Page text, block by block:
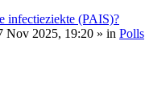
infectieziekte (PAIS)?
Nov 2025, 19:20 » in Polls